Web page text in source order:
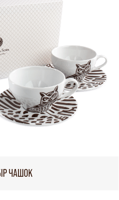
ЧАШОК